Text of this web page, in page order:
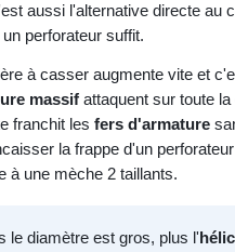
aussi l'alternative directe au
perforateur suffit.
à casser augmente vite et
massif attaquent sur toute
franchit lesfers d'armature
la frappe d'un
à une mèche 2 taillants.
le diamètre est gros, plus l'